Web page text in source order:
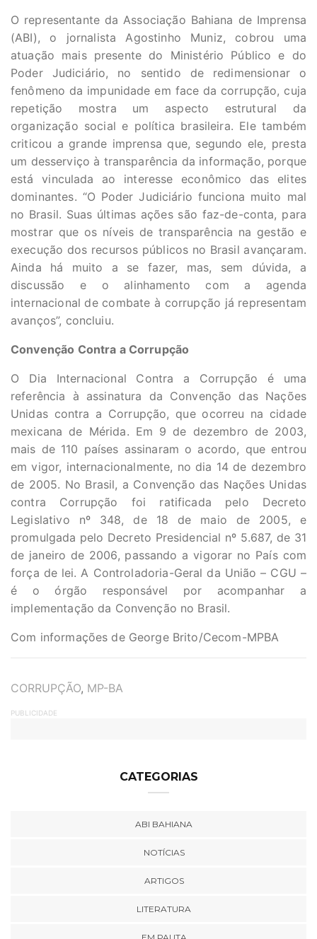
O representante da Associação Bahiana de Imprensa
(ABI), o jornalista Agostinho Muniz, cobrou uma
atuação mais presente do Ministério Público e do
Poder Judiciário, no sentido de redimensionar o
fenômeno da impunidade em face da corrupção, cuja
repetição mostra um aspecto estrutural da
organização social e política brasileira. Ele também
criticou a grande imprensa que, segundo ele, presta
um desserviço à transparência da informação, porque
está vinculada ao interesse econômico das elites
dominantes. “O Poder Judiciário funciona muito mal
no Brasil. Suas últimas ações são faz-de-conta, para
mostrar que os níveis de transparência na gestão e
execução dos recursos públicos no Brasil avançaram.
Ainda há muito a se fazer, mas, sem dúvida, a
discussão e o alinhamento com a agenda
internacional de combate à corrupção já representam
avanços”, concluiu.
Convenção Contra a Corrupção
O Dia Internacional Contra a Corrupção é uma
referência à assinatura da Convenção das Nações
Unidas contra a Corrupção, que ocorreu na cidade
mexicana de Mérida. Em 9 de dezembro de 2003,
mais de 110 países assinaram o acordo, que entrou
em vigor, internacionalmente, no dia 14 de dezembro
de 2005. No Brasil, a Convenção das Nações Unidas
contra Corrupção foi ratificada pelo Decreto
Legislativo nº 348, de 18 de maio de 2005, e
promulgada pelo Decreto Presidencial nº 5.687, de 31
de janeiro de 2006, passando a vigorar no País com
força de lei. A Controladoria-Geral da União – CGU –
é o órgão responsável por acompanhar a
implementação da Convenção no Brasil.
Com informações de George Brito/Cecom-MPBA
TAGS
CORRUPÇÃO, MP-BA
PUBLICIDADE
CATEGORIAS
ABI BAHIANA
NOTÍCIAS
ARTIGOS
LITERATURA